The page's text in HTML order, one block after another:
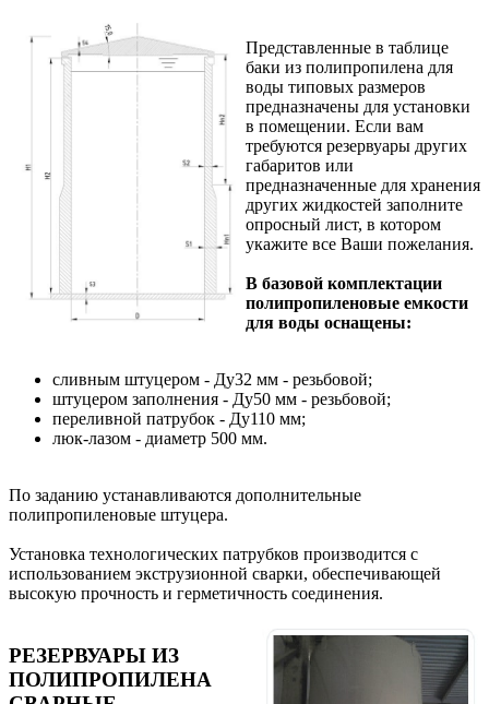
Представленные в таблице
баки из полипропилена для
воды типовых размеров
предназначены для установки
в помещении. Если вам
требуются резервуары других
габаритов или
предназначенные для хранения
других жидкостей заполните
опросный лист, в котором
укажите все Ваши пожелания.
В базовой комплектации
полипропиленовые емкости
для воды оснащены:
сливным штуцером - Ду32 мм - резьбовой;
штуцером заполнения - Ду50 мм - резьбовой;
переливной патрубок - Ду110 мм;
люк-лазом - диаметр 500 мм.
По заданию устанавливаются дополнительные
полипропиленовые штуцера.
Установка технологических патрубков производится с
использованием экструзионной сварки, обеспечивающей
высокую прочность и герметичность соединения.
РЕЗЕРВУАРЫ ИЗ
ПОЛИПРОПИЛЕНА